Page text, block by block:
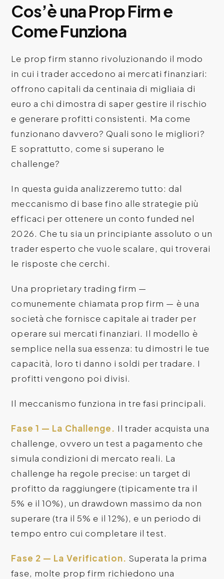
Cos’è una Prop Firm e
Come Funziona
Le prop firm stanno rivoluzionando il modo
in cui i trader accedono ai mercati finanziari:
offrono capitali da centinaia di migliaia di
euro a chi dimostra di saper gestire il rischio
e generare profitti consistenti. Ma come
funzionano davvero? Quali sono le migliori?
E soprattutto, come si superano le
challenge?
In questa guida analizzeremo tutto: dal
meccanismo di base fino alle strategie più
efficaci per ottenere un conto funded nel
2026. Che tu sia un principiante assoluto o un
trader esperto che vuole scalare, qui troverai
le risposte che cerchi.
Una proprietary trading firm —
comunemente chiamata prop firm — è una
società che fornisce capitale ai trader per
operare sui mercati finanziari. Il modello è
semplice nella sua essenza: tu dimostri le tue
capacità, loro ti danno i soldi per tradare. I
profitti vengono poi divisi.
Il meccanismo funziona in tre fasi principali.
Fase 1 — La Challenge. Il trader acquista una
challenge, ovvero un test a pagamento che
simula condizioni di mercato reali. La
challenge ha regole precise: un target di
profitto da raggiungere (tipicamente tra il
5% e il 10%), un drawdown massimo da non
superare (tra il 5% e il 12%), e un periodo di
tempo entro cui completare il test.
Fase 2 — La Verification. Superata la prima
fase, molte prop firm richiedono una